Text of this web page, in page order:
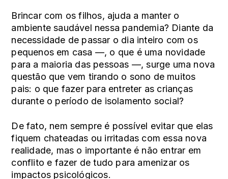
Brincar com os filhos, ajuda a manter o
ambiente saudável nessa pandemia? Diante da
necessidade de passar o dia inteiro com os
pequenos em casa —, o que é uma novidade
para a maioria das pessoas —, surge uma nova
questão que vem tirando o sono de muitos
pais: o que fazer para entreter as crianças
durante o período de isolamento social?
De fato, nem sempre é possível evitar que elas
fiquem chateadas ou irritadas com essa nova
realidade, mas o importante é não entrar em
conflito e fazer de tudo para amenizar os
impactos psicológicos.